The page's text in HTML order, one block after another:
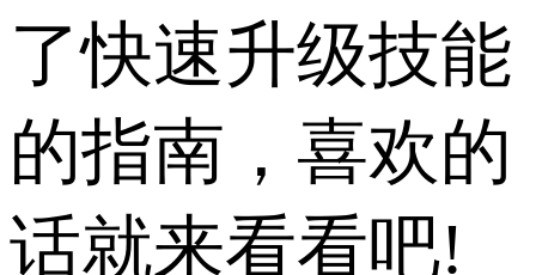
了快速升级技能
的指南，喜欢的
话就来看看吧!